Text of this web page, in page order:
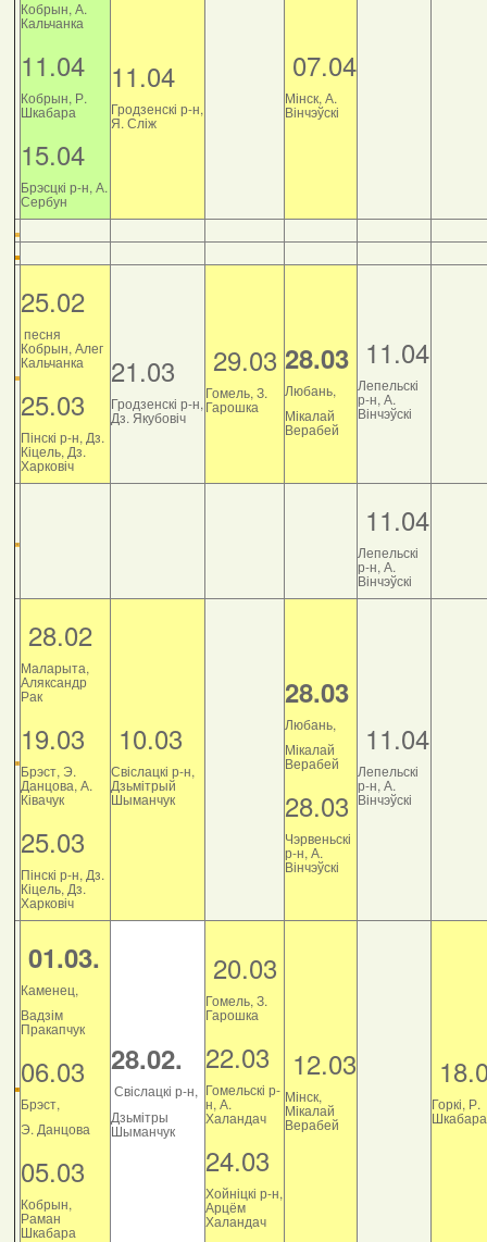
Кобрын, А.
Кальчанка
11.04
Кобрын, Р.
Шкабара
15.04
Брэсцкі р-н, А.
Сербун
11.04
Гродзенскі р-н,
Я. Сліж
07.04
Мінск, А.
Вінчэўскі
25.02
песня
Кобрын, Алег
Кальчанка
25.03
Пінскі р-н, Дз.
Кіцель, Дз.
Харковіч
21.03
Гродзенскі р-н,
Дз. Якубовіч
29.03
Гомель, З.
Гарошка
28.03
Любань,
Мікалай
Верабей
11.04
Лепельскі
р-н, А.
Вінчэўскі
11.04
Лепельскі
р-н, А.
Вінчэўскі
28.02
Маларыта,
Аляксандр
Рак
19.03
Брэст, Э.
Данцова, А.
Ківачук
25.03
Пінскі р-н, Дз.
Кіцель, Дз.
Харковіч
10.03
Свіслацкі р-н,
Дзьмітрый
Шыманчук
28.03
Любань,
Мікалай
Верабей
28.03
Чэрвеньскі
р-н, А.
Вінчэўскі
11.04
Лепельскі
р-н, А.
Вінчэўскі
01.03.
Каменец,
Вадзім
Пракапчук
06.03
Брэст,
Э. Данцова
05.03
Кобрын,
Раман
Шкабара
28.02.
Свіслацкі р-н,
Дзьмітры
Шыманчук
20.03
Гомель, З.
Гарошка
22.03
Гомельскі р-
н, А.
Халандач
24.03
Хойніцкі р-н,
Арцём
Халандач
12.03
Мінск,
Мікалай
Верабей
Горкі, Р.
Шкабара